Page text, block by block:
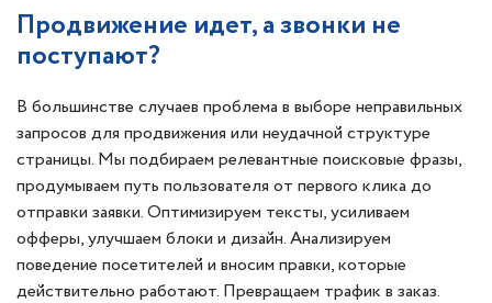
Продвижение идет, а звонки не
поступают?
В большинстве случаев проблема в выборе неправильных
запросов для продвижения или неудачной структуре
страницы. Мы подбираем релевантные поисковые фразы,
продумываем путь пользователя от первого клика до
отправки заявки. Оптимизируем тексты, усиливаем
офферы, улучшаем блоки и дизайн. Анализируем
поведение посетителей и вносим правки, которые
действительно работают. Превращаем трафик в заказ.